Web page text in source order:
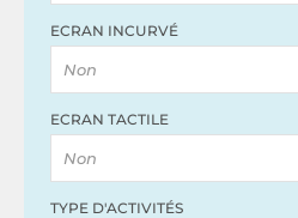
ECRAN INCURVÉ
Non
ECRAN TACTILE
Non
TYPE D'ACTIVITÉS